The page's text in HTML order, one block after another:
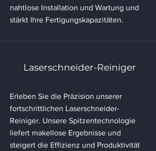
nahtlose Installation und Wartung und
stärkt Ihre Fertigungskapazitäten.
Laserschneider-Reiniger
Erleben Sie die Präzision unserer
fortschrittlichen Laserschneider-
Reiniger. Unsere Spitzentechnologie
liefert makellose Ergebnisse und
steigert die Effizienz und Produktivität